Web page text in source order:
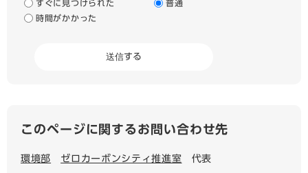
すぐに見つけられた
普通
時間がかかった
このページに関するお問い合わせ先
環境部 ゼロカーボンシティ推進室 代表